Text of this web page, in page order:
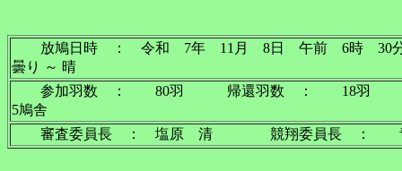
放鳩日時 ： 令和 7年 11月 8日 午前
曇り ～ 晴
参加羽数 ： 80羽 帰還羽数 ： 18羽
5鳩舎
審査委員長 ： 塩原 清 競翔委員長 ：